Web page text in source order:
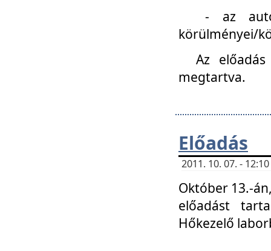
- az
körülményei/
Az
megtartva.
Előadás
2011. 10. 07. -
Október 13.-
előadást
Hőkezelő